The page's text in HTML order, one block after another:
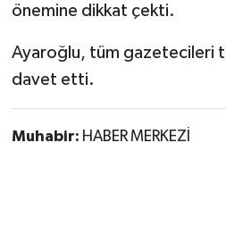
önemine dikkat çekti.
Ayaroğlu, tüm gazetecileri
davet etti.
Muhabir: HABER MERKEZİ